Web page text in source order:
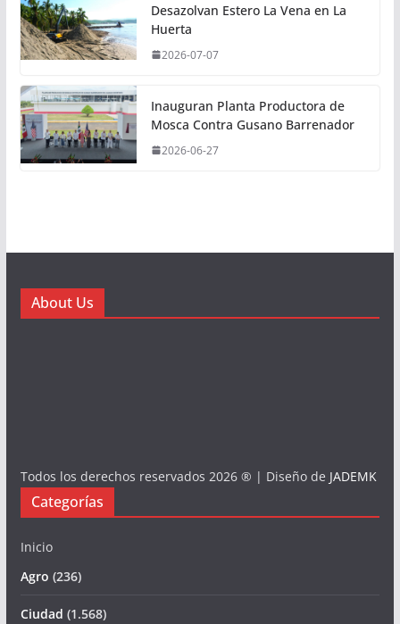
Desazolvan Estero La Vena en La
Huerta
2026-07-07
Inauguran Planta Productora de
Mosca Contra Gusano Barrenador
2026-06-27
About Us
Todos los derechos reservados 2026 ® | Diseño de JADEMK
Categorías
Inicio
Agro (236)
Ciudad (1.568)